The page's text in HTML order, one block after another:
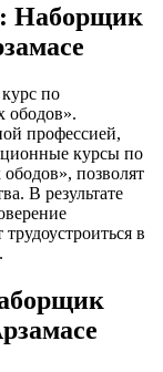
Наборщик
по
ободов».
профессией,
курсы по
позволят
В результате
в